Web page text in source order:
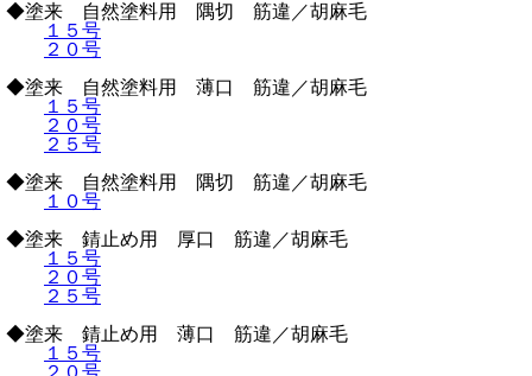
◆塗来 自然塗料用 隅切 筋違／胡麻毛
１５号
２０号
◆塗来 自然塗料用 薄口 筋違／胡麻毛
１５号
２０号
２５号
◆塗来 自然塗料用 隅切 筋違／胡麻毛
１０号
◆塗来 錆止め用 厚口 筋違／胡麻毛
１５号
２０号
２５号
◆塗来 錆止め用 薄口 筋違／胡麻毛
１５号
２０号